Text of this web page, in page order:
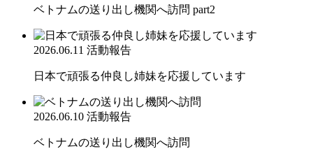
ベトナムの送り出し機関へ訪問 part2
2026.06.11 活動報告
日本で頑張る仲良し姉妹を応援しています
2026.06.10 活動報告
ベトナムの送り出し機関へ訪問